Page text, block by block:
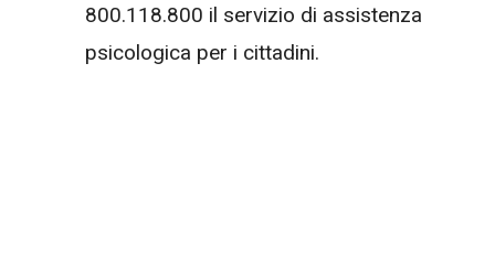
800.118.800 il servizio di assistenza
psicologica per i cittadini.